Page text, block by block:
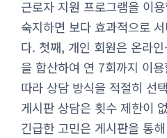
근로자 지원 프로그램을 이
숙지하면 보다 효과적으로
다. 첫째, 개인 회원은 온라인
을 합산하여 연 7회까지 이
따라 상담 방식을 적절히 선
게시판 상담은 횟수 제한이
긴급한 고민은 게시판을 통